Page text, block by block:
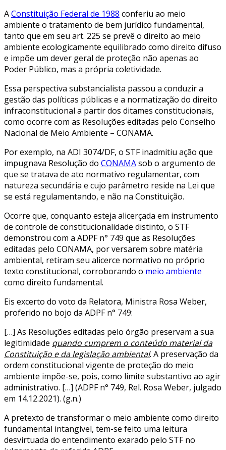
AConstituição Federal de 1988 conferiu ao meio
ambiente o tratamento de bem jurídico fundamental,
tanto que em seu art. 225 se prevê o direito ao meio
ambiente ecologicamente equilibrado como direito difuso
e impõe um dever geral de proteção não apenas ao
Poder Público, mas a própria coletividade.
Essa perspectiva substancialista passou a conduzir a
gestão das políticas públicas e a normatização do direito
infraconstitucional a partir dos ditames constitucionais,
como ocorre com as Resoluções editadas pelo Conselho
Nacional de Meio Ambiente – CONAMA.
Por exemplo, na ADI 3074/DF, o STF inadmitiu ação que
impugnava Resolução do CONAMAsob o argumento de
que se tratava de ato normativo regulamentar, com
natureza secundária e cujo parâmetro reside na Lei que
se está regulamentando, e não na Constituição.
Ocorre que, conquanto esteja alicerçada em instrumento
de controle de constitucionalidade distinto, o STF
demonstrou com a ADPF n° 749 que as Resoluções
editadas pelo CONAMA, por versarem sobre matéria
ambiental, retiram seu alicerce normativo no próprio
texto constitucional, corroborando o meio ambiente
como direito fundamental.
Eis excerto do voto da Relatora, Ministra Rosa Weber,
proferido no bojo da ADPF n° 749:
[…] As Resoluções editadas pelo órgão preservam a sua
legitimidade quando cumprem o conteúdo material da
Constituição e da legislação ambiental. A preservação da
ordem constitucional vigente de proteção do meio
ambiente impõe-se, pois, como limite substantivo ao agir
administrativo. […] (ADPF n° 749, Rel. Rosa Weber, julgado
em 14.12.2021). (g.n.)
A pretexto de transformar o meio ambiente como direito
fundamental intangível, tem-se feito uma leitura
desvirtuada do entendimento exarado pelo STF no